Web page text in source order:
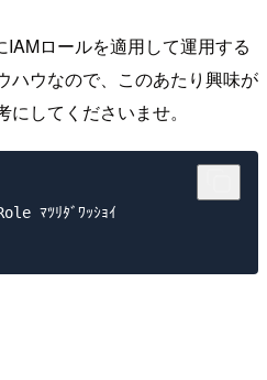
ロールを適用して運用する
ハウなので、このあたり興味が
してくださいませ。
ﾏﾂﾘﾀﾞﾜｯｼｮｲ